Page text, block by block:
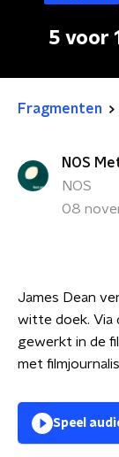
5 voor
Fragmenten
NOS
NOS
08
James Dean
witte doek. Via
gewerkt in de
met
Speel